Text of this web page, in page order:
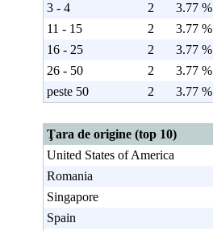
3 - 4
2
3.77 %
11 - 15
2
3.77 %
16 - 25
2
3.77 %
26 - 50
2
3.77 %
peste 50
2 3.77 %
Ţara de origine (top 10)
United States of America
Romania
Singapore
Spain